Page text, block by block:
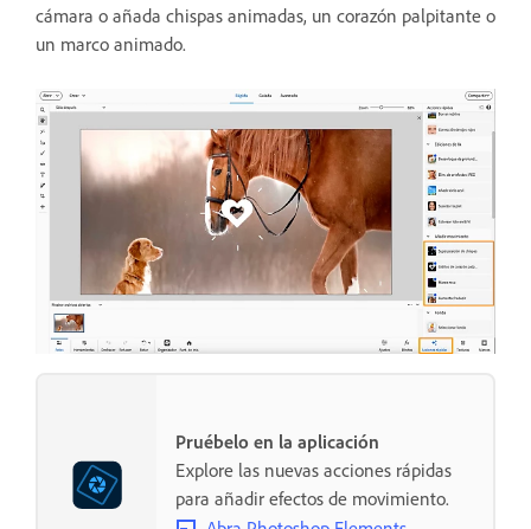
cámara o añada chispas animadas, un corazón palpitante o
un marco animado.
Pruébelo en la aplicación
Explore las nuevas acciones rápidas
para añadir efectos de movimiento.